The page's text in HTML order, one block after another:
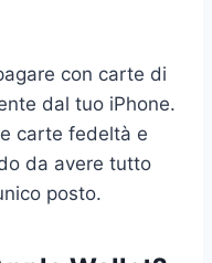
con carte di
dal tuo iPhone.
carte fedeltà e
da avere tutto
posto.